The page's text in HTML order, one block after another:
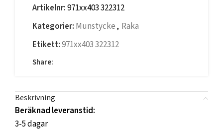
Artikelnr:971xx403 322312
Kategorier: Munstycke, Raka
Etikett:971xx403 322312
Share:
Beskrivning
Beräknad leveranstid:
3-5 dagar